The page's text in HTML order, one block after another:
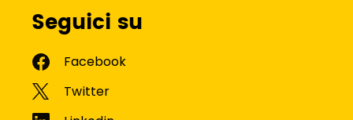
Seguici su